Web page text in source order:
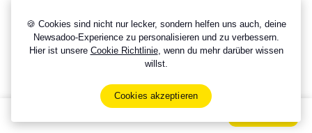
🍪 Cookies sind nicht nur lecker, sondern helfen uns auch, deine
Newsadoo-Experience zu personalisieren und zu verbessern.
Hier ist unsere Cookie Richtlinie, wenn du mehr darüber wissen
willst.
Cookies akzeptieren
Europe AI